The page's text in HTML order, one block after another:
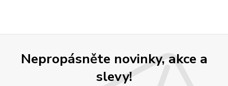
Nepropásněte novinky, akce a
slevy!